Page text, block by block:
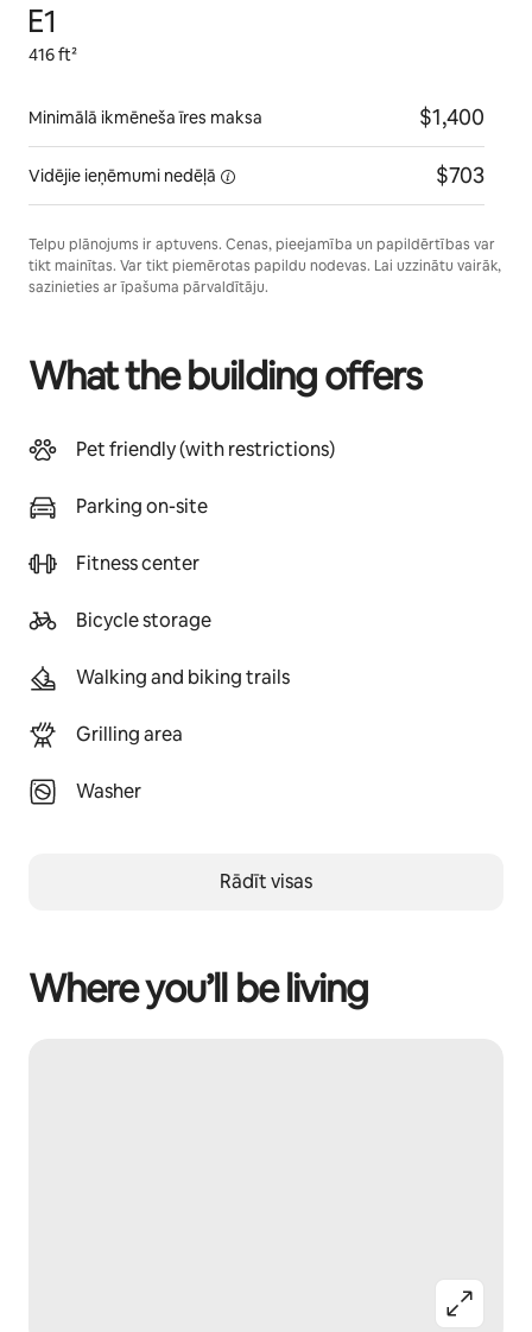
E1
416 ft²
Minimālā ikmēneša īres maksa $1,400
Vidējie ieņēmumi nedēļā $703
Telpu plānojums ir aptuvens. Cenas, pieejamība un papildērtības var
tikt mainītas. Var tikt piemērotas papildu nodevas. Lai uzzinātu vairāk,
sazinieties ar īpašuma pārvaldītāju.
What the building offers
Pet friendly (with restrictions)
Parking on-site
Fitness center
Bicycle storage
Walking and biking trails
Grilling area
Washer
Rādīt visas
Where you’ll be living